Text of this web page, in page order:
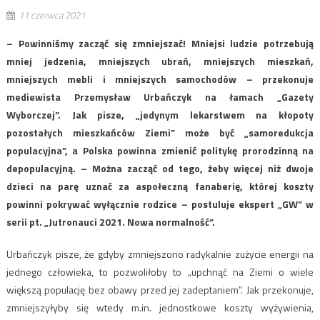
11 czerwca 2021
– Powinniśmy zacząć się zmniejszać! Mniejsi ludzie potrzebują
mniej jedzenia, mniejszych ubrań, mniejszych mieszkań,
mniejszych mebli i mniejszych samochodów – przekonuje
mediewista Przemysław Urbańczyk na łamach „Gazety
Wyborczej”. Jak pisze, „jedynym lekarstwem na kłopoty
pozostałych mieszkańców Ziemi” może być „samoredukcja
populacyjna”, a Polska powinna zmienić politykę prorodzinną na
depopulacyjną. – Można zacząć od tego, żeby więcej niż dwoje
dzieci na parę uznać za aspołeczną fanaberię, której koszty
powinni pokrywać wyłącznie rodzice – postuluje ekspert „GW” w
serii pt. „Jutronauci 2021. Nowa normalność”.
Urbańczyk pisze, że gdyby zmniejszono radykalnie zużycie energii na
jednego człowieka, to pozwoliłoby to „upchnąć na Ziemi o wiele
większą populację bez obawy przed jej zadeptaniem”. Jak przekonuje,
zmniejszyłyby się wtedy m.in. jednostkowe koszty wyżywienia,